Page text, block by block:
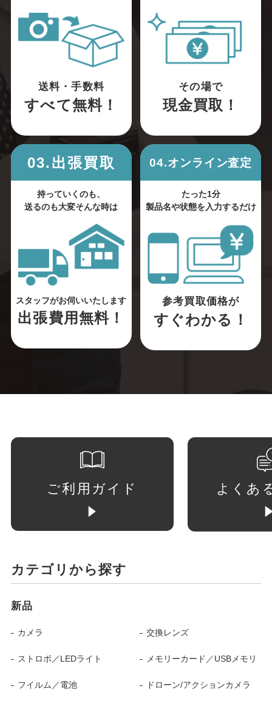
送料・手数料
すべて無料！
その場で
現金買取！
03.出張買取
持っていくのも、
送るのも大変そんな時は
スタッフがお伺いいたします
出張費用無料！
04.オンライン査定
たった1分
製品名や状態を入力するだけ
参考買取価格が
すぐわかる！
ご利用ガイド よくあ
カテゴリから探す
新品
カメラ 交換レンズ
ストロボ／LEDライト メモリーカード／USBメモリ
フイルム／電池 ドローン/アクションカメラ